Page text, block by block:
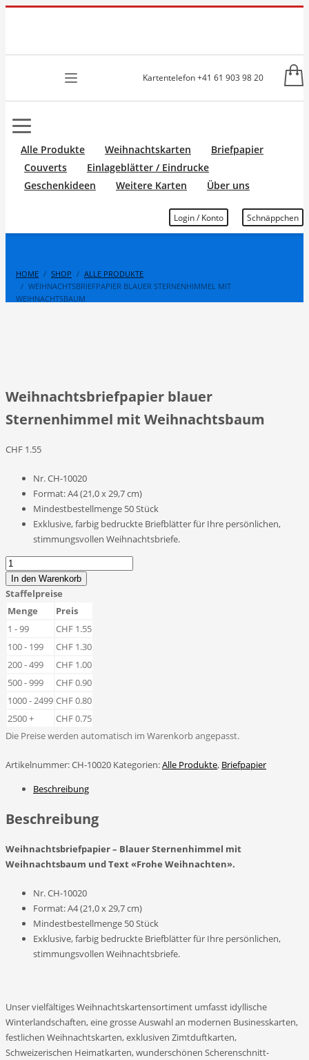
Kartentelefon +41 61 903 98 20
Alle Produkte Weihnachtskarten
Briefpapier
Couverts
Einlageblätter / Eindrucke
Geschenkideen
Weitere Karten Über uns
Login / Konto Schnäppchen
HOME SHOP
ALLE PRODUKTE
WEIHNACHTSBRIEFPAPIER BLAUER STERNENHIMMEL MIT
WEIHNACHTSBAUM
Weihnachtsbriefpapier blauer
Sternenhimmel mit Weihnachtsbaum
CHF 1.55
Nr. CH-10020
Format: A4 (21,0 x 29,7 cm)
Mindestbestellmenge 50 Stück
Exklusive, farbig bedruckte Briefblätter für Ihre persönlichen,
stimmungsvollen Weihnachtsbriefe.
Weihnachtsbriefpapier
blauer
Sternenhimmel
mit
Weihnachtsbaum
In den Warenkorb
Staffelpreise
Menge
Preis
1 - 99
CHF 1.55
100 - 199
CHF 1.30
200 - 499
CHF 1.00
500 - 999
CHF0.90
1000 - 2499 CHF0.80
2500 +
CHF0.75
Die Preise werden automatisch im Warenkorb angepasst.
Artikelnummer:CH-10020 Kategorien:Alle Produkte, Briefpapier
Beschreibung
Beschreibung
Weihnachtsbriefpapier – Blauer Sternenhimmel mit
Weihnachtsbaum und Text «Frohe Weihnachten».
Nr. CH-10020
Format: A4 (21,0 x 29,7 cm)
Mindestbestellmenge 50 Stück
Exklusive, farbig bedruckte Briefblätter für Ihre persönlichen,
stimmungsvollen Weihnachtsbriefe.
Unser vielfältiges Weihnachtskartensortiment umfasst idyllische
Winterlandschaften, eine grosse Auswahl an modernen Businesskarten,
festlichen Weihnachtskarten, exklusiven Zimtduftkarten,
Schweizerischen Heimatkarten, wunderschönen Scherenschnitt-